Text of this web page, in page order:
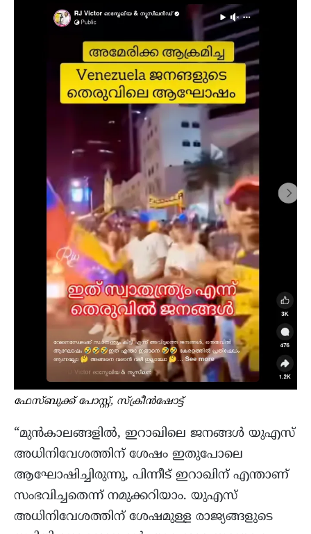
ഫേസ്ബുക്ക് പോസ്റ്റ്, സ്ക്രീൻഷോട്ട്
“മുൻകാലങ്ങളിൽ, ഇറാഖിലെ ജനങ്ങൾ യുഎസ്
അധിനിവേശത്തിന് ശേഷം ഇതുപോലെ
ആഘോഷിച്ചിരുന്നു, പിന്നീട് ഇറാഖിന് എന്താണ്
സംഭവിച്ചതെന്ന് നമുക്കറിയാം. യുഎസ്
അധിനിവേശത്തിന് ശേഷമുള്ള രാജ്യങ്ങളുടെ